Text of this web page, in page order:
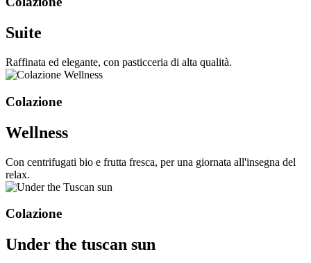
Suite
Raffinata ed elegante, con pasticceria di alta qualità.
Colazione
Wellness
Con centrifugati bio e frutta fresca, per una giornata all'insegna del
relax.
Colazione
Under the tuscan sun